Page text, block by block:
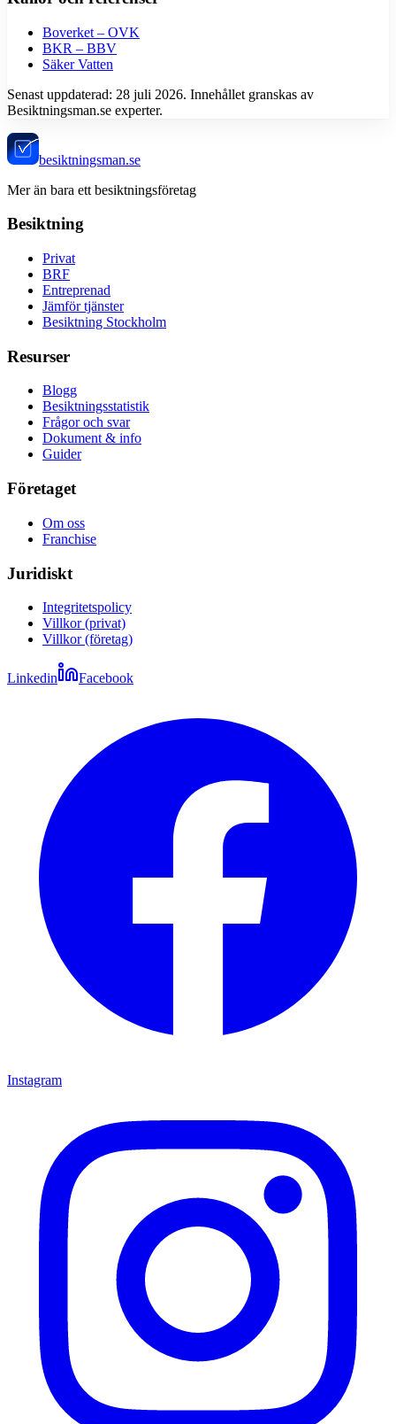
Boverket – OVK
BKR – BBV
Säker Vatten
Senast uppdaterad: 28 juli 2026. Innehållet granskas av
Besiktningsman.se experter.
besiktningsman.se
Mer än bara ett besiktningsföretag
Besiktning
Privat
BRF
Entreprenad
Jämför tjänster
Besiktning Stockholm
Resurser
Blogg
Besiktningsstatistik
Frågor och svar
Dokument & info
Guider
Företaget
Om oss
Franchise
Juridiskt
Integritetspolicy
Villkor (privat)
Villkor (företag)
Linkedin Facebook
Instagram